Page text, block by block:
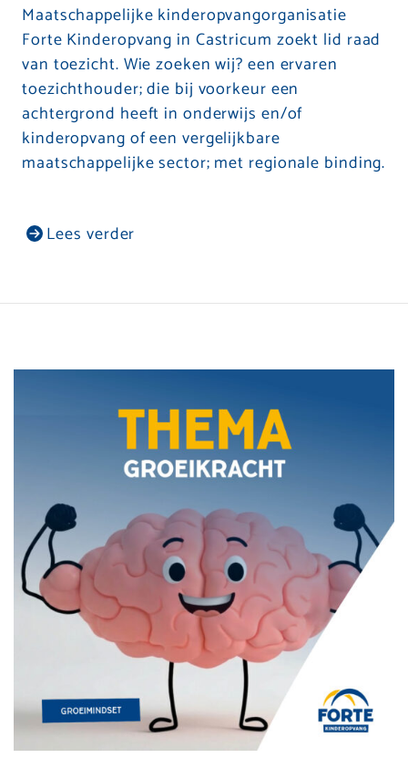
Maatschappelijke kinderopvangorganisatie
Forte Kinderopvang in Castricum zoekt lid raad
van toezicht. Wie zoeken wij? een ervaren
toezichthouder; die bij voorkeur een
achtergrond heeft in onderwijs en/of
kinderopvang of een vergelijkbare
maatschappelijke sector; met regionale binding.
Lees verder